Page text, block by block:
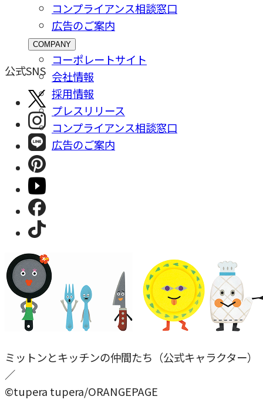
コンプライアンス相談窓⼝
広告のご案内
COMPANY
コーポレートサイト
会社情報
採⽤情報
プレスリリース
コンプライアンス相談窓⼝
広告のご案内
公式SNS
ミットンとキッチンの仲間たち（公式キャラクター）
／
©tupera tupera/ORANGEPAGE